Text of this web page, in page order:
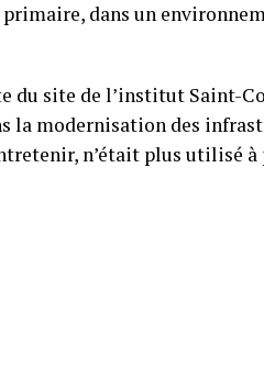
dans un
du site de l’institut Saint-
la modernisation des
n’était plus utilisé à